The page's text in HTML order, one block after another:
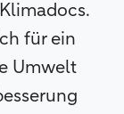
für ein
Umwelt